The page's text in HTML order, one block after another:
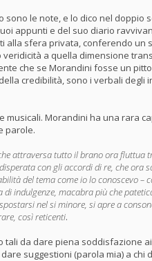
sono le note, e lo dico nel doppio
appunti e del suo diario
alla sfera privata, conferendo un
a quella dimensione
che se Morandini fosse un
credibilità, sono i verbali degli
musicali. Morandini ha una rara
parole.
attraversa tutto il brano ora fluttua
con gli accordi di re, che ora
del tema come io lo conoscevo –
indulgenze, macabra più che
nel si minore, si apre a
così reticenti.
tali da dare piena soddisfazione
suggestioni (parola mia) a chi